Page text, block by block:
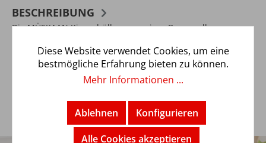
BESCHREIBUNG
Die MÜSKAAN Kissenhüllen aus reiner Baumwolle
Verarbeitung. Der feinfädige Renforcé Stoff ist
temperaturausgleichend und h… Mehr
Diese Website verwendet Cookies, um eine
bestmögliche Erfahrung bieten zu können.
Mehr Informationen ...
Ablehnen
Konfigurieren
Alle Cookies akzeptieren